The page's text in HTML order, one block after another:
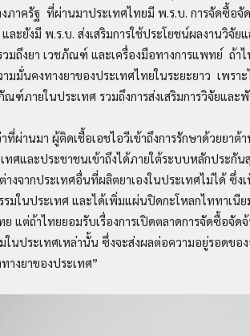
ภาครัฐ ที่ผ่านมาประเทศไทยมี พ.ร.บ. การจัดซื้อ
ละยังมี พ.ร.บ. ส่งเสริมการใช้ประโยชน์ผลงานวิจั
มถึงยา เวชภัณฑ์ และเครื่องมือทางการแพทย์ ถ้า
มมั่นคงทางยาของประเทศไทยในระยะยาว เพร
ณฑ์ภายในประเทศ รวมถึงการส่งเสริมการวิจัยและ
ที่ผ่านมา ผู้ติดเชื้อเอชไอวีเข้าถึงการรักษาด้วยยาต้
ทศและประชาชนเข้าถึงได้ภายใต้ระบบหลักประกั
างจากประเทศอื่นที่ผลิตยาเองในประเทศไม่ได้ ซึ่
รมในประเทศ และได้เพิ่มแผ่นปิดกะโหลกไททาเ
แต่ถ้าไทยยอมรับเรื่องการเปิดตลาดการจัดซื้อจัด
ในประเทศเหล่านั้น ซึ่งจะส่งผลต่อความอยู่รอดข
างยาของประเทศ”